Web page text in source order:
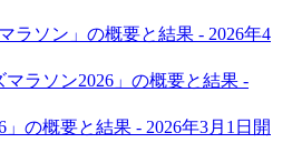
ラソン」の概要と結果 - 2026年4
マラソン2026」の概要と結果 -
」の概要と結果 - 2026年3月1日開